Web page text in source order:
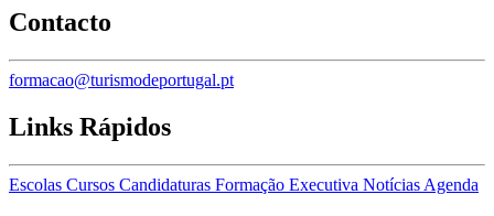
Contacto
formacao@turismodeportugal.pt
Links Rápidos
Escolas Cursos Candidaturas Formação Executiva Notícias Agenda